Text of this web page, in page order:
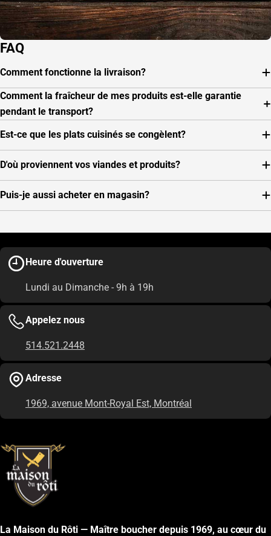
FAQ
Comment fonctionne la livraison?
Comment la fraîcheur de mes produits est-elle garantie
pendant le transport?
Est-ce que les plats cuisinés se congèlent?
D'où proviennent vos viandes et produits?
Puis-je aussi acheter en magasin?
Heure d'ouverture
Lundi au Dimanche - 9h à 19h
Appelez nous
514.521.2448
Adresse
1969, avenue Mont-Royal Est, Montréal
La Maison du Rôti — Maître boucher depuis 1969, au cœur du